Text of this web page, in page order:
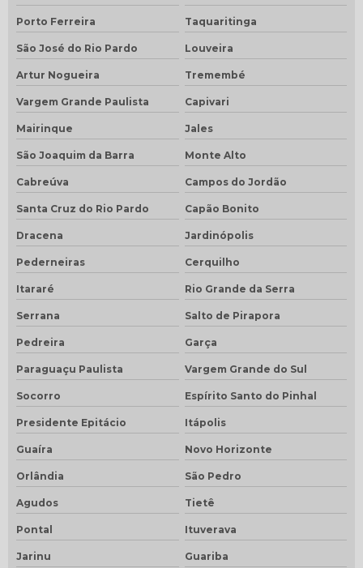
Porto Ferreira Taquaritinga
São José do Rio Pardo Louveira
Artur Nogueira Tremembé
Vargem Grande Paulista Capivari
Mairinque Jales
São Joaquim da Barra Monte Alto
Cabreúva Campos do Jordão
Santa Cruz do Rio Pardo Capão Bonito
Dracena Jardinópolis
Pederneiras Cerquilho
Itararé Rio Grande da Serra
Serrana Salto de Pirapora
Pedreira Garça
Paraguaçu Paulista Vargem Grande do Sul
Socorro Espírito Santo do Pinhal
Presidente Epitácio Itápolis
Guaíra Novo Horizonte
Orlândia São Pedro
Agudos Tietê
Pontal Ituverava
Jarinu Guariba